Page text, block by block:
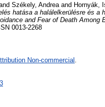
Székely, Andrea and Hornyák,
hatása a halálelkerülésre és a
and Fear of Death Among
0013-2268
Non-commercial .